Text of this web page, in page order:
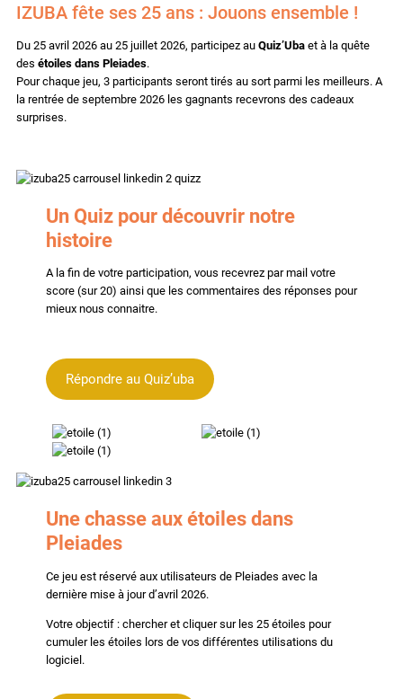
IZUBA fête ses 25 ans : Jouons ensemble !
Du 25 avril 2026 au 25 juillet 2026, participez au Quiz’Uba et à la quête
des étoiles dans Pleiades.
Pour chaque jeu, 3 participants seront tirés au sort parmi les meilleurs. A
la rentrée de septembre 2026 les gagnants recevrons des cadeaux
surprises.
Un Quiz pour découvrir notre
histoire
A la fin de votre participation, vous recevrez par mail votre
score (sur 20) ainsi que les commentaires des réponses pour
mieux nous connaitre.
Répondre au Quiz’uba
Une chasse aux étoiles dans
Pleiades
Ce jeu est réservé aux utilisateurs de Pleiades avec la
dernière mise à jour d’avril 2026.
Votre objectif : chercher et cliquer sur les 25 étoiles pour
cumuler les étoiles lors de vos différentes utilisations du
logiciel.